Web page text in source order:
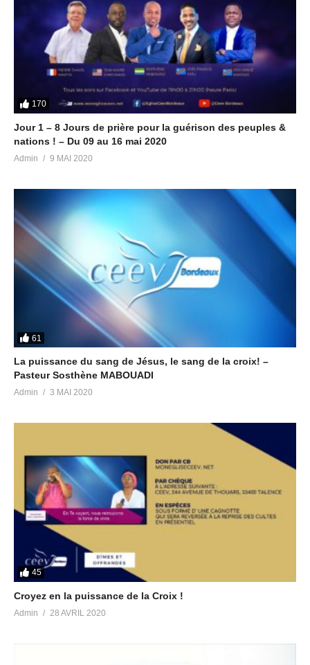
170
Jour 1 – 8 Jours de prière pour la guérison des peuples &
nations ! – Du 09 au 16 mai 2020
Admin 9 MAI 2020
61
La puissance du sang de Jésus, le sang de la croix! –
Pasteur Sosthène MABOUADI
Admin 3 MAI 2020
45
Croyez en la puissance de la Croix !
Admin 28 AVRIL 2020